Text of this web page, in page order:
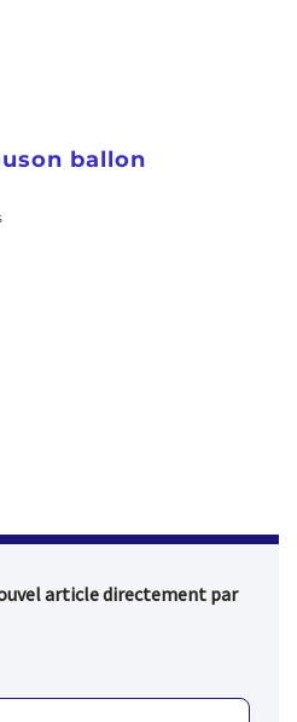
ballon
article directement par